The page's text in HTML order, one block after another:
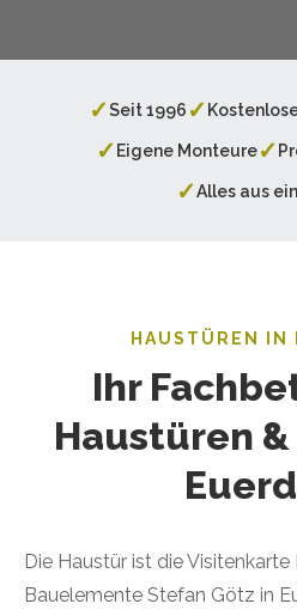
✓Seit 1996 ✓
✓ Eigene Monteure✓
✓Alles aus
HAUSTÜREN IN
Ihr
Haustüren
Die Haustür ist die Visitenkarte
Bauelemente Stefan Götz in